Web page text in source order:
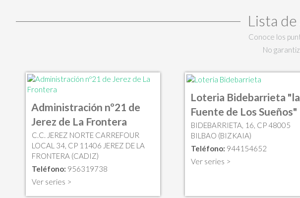
Lista de
Conoce los
No
Administración nº21 de
Jerez de La Frontera
C.C. JEREZ NORTE CARREFOUR
LOCAL 34, CP 11406 JEREZ DE LA
FRONTERA (CADIZ)
Teléfono: 956319738
Ver series >
Loteria Bidebarrieta "la
Fuente de Los Sueños"
BIDEBARRIETA, 16, CP 48005
BILBAO (BIZKAIA)
Teléfono: 944154652
Ver series >